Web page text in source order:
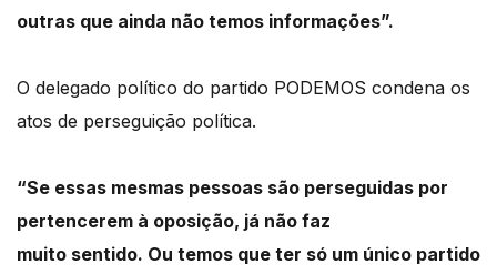
outras que ainda não temos informações”.
O delegado político do partido PODEMOS condena os
atos de perseguição política.
“Se essas mesmas pessoas são perseguidas por
pertencerem à oposição, já não faz
muito sentido. Ou temos que ter só um único partido